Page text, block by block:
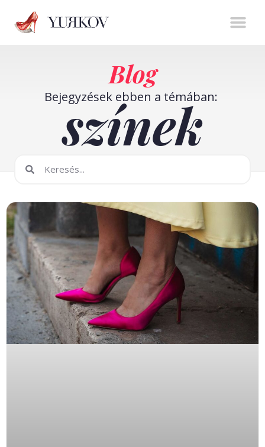
Blog
Bejegyzések ebben a témában:
színek